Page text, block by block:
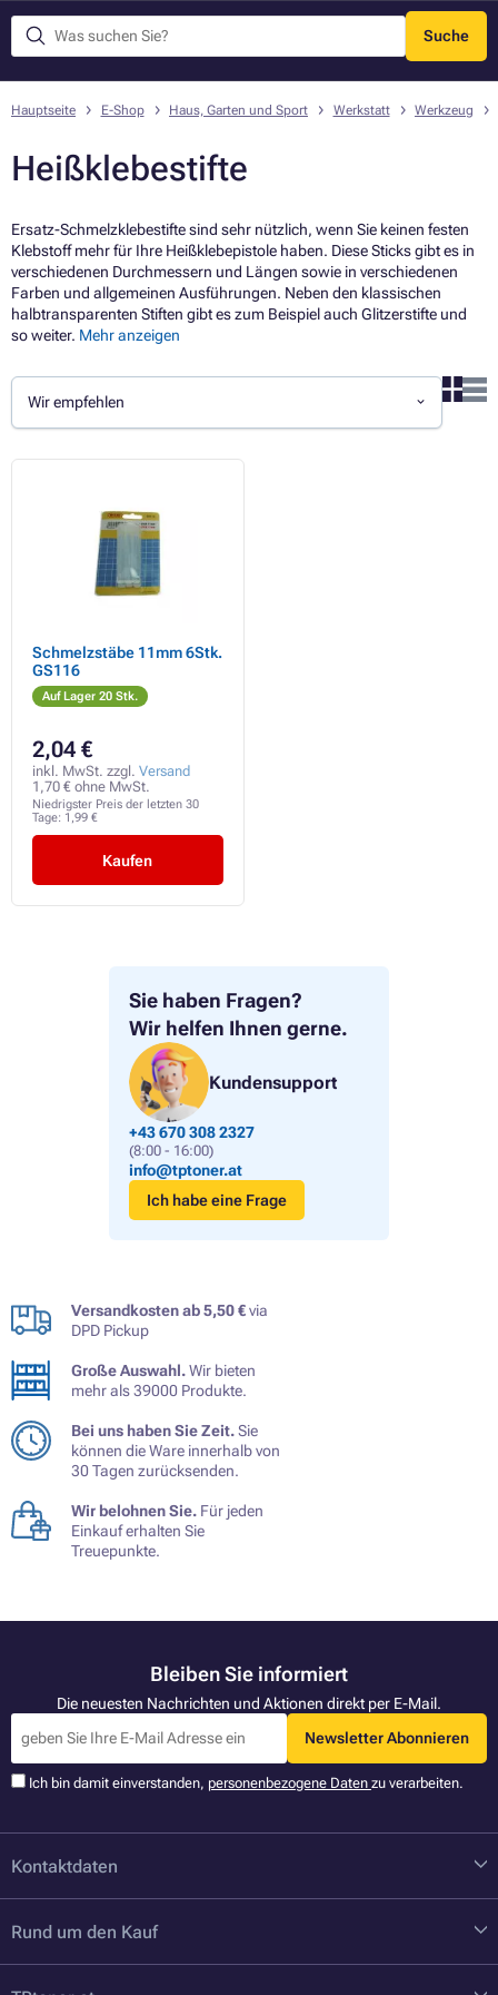
Suche
Menü
Sie haben Fragen?
Wir helfen Ihnen gerne.
Kundensupport
+43 670 308 2327
(8:00 - 16:00)
info@tptoner.at
Ich habe eine Frage
Hauptseite E-Shop Haus, Garten und Sport Werkstatt Werkzeug
Heißklebestifte
Ersatz-Schmelzklebestifte sind sehr nützlich, wenn Sie keinen festen
Klebstoff mehr für Ihre Heißklebepistole haben. Diese Sticks gibt es in
verschiedenen Durchmessern und Längen sowie in verschiedenen
Farben und allgemeinen Ausführungen. Neben den klassischen
halbtransparenten Stiften gibt es zum Beispiel auch Glitzerstifte und
so weiter. Mehr anzeigen
Wir empfehlen
Schmelzstäbe 11mm 6Stk.
GS116
Auf Lager 20 Stk.
2,04 €
inkl. MwSt. zzgl. Versand
1,70 € ohne MwSt.
Niedrigster Preis der letzten 30
Tage: 1,99 €
Kaufen
Versandkosten ab 5,50 €via
DPD Pickup
Große Auswahl.Wir bieten
mehr als 39000 Produkte.
Bei uns haben Sie Zeit.Sie
können die Ware innerhalb von
30 Tagen zurücksenden.
Wir belohnen Sie. Für jeden
Einkauf erhalten Sie
Treuepunkte.
Bleiben Sie informiert
Die neuesten Nachrichten und Aktionen direkt per E-Mail.
Newsletter Abonnieren
Ich bin damit einverstanden, personenbezogene Daten zu verarbeiten.
Kontaktdaten
Rund um den Kauf